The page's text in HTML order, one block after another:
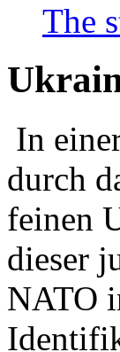
The
In
durch
feinen
dieser
NATO